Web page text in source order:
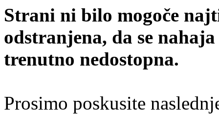
Strani ni bilo mogoče
odstranjena, da se
trenutno nedostopna.
Prosimo poskusite